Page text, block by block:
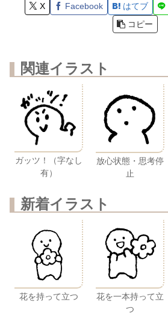
X Facebook はてブ
コピー
関連イラスト
ガッツ！（字なし
有）
放心状態・思考停
止
新着イラスト
花を持って立つ
花を一本持って立
つ